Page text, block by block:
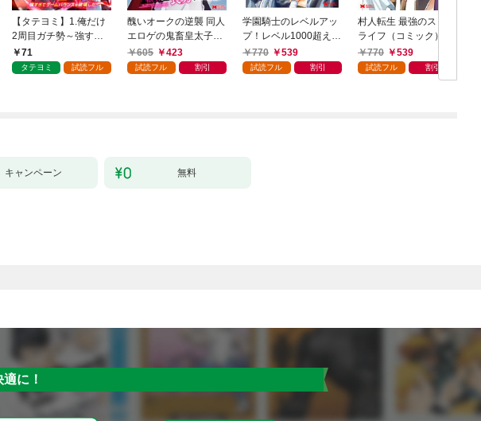
【タテヨミ】1.俺だけ
2周目ガチ勢～強すぎ
てゲームバランスを破
壊した～
71
タテヨミ 試読フル
醜いオークの逆襲 同人
エロゲの鬼畜皇太子に
転生した喪男の受難
（コミック） 1
605 423
試読フル 割引
学園騎士のレベルアッ
プ！レベル1000超えの
転生者、落ちこぼれク
ラスに入学。そして、
770 539
試読フル 割引
村人転生 最強のスロー
ライフ（コミック） 1
770
539
試読フル 割引
キャンペーン 無料
に！